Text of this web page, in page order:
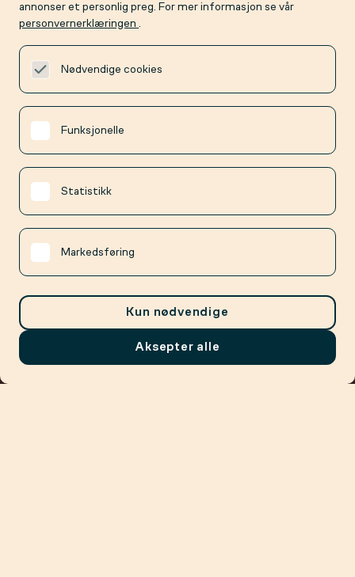
Meny
annonser et personlig preg. For mer informasjon se vår
personvernerklæringen .
Nødvendige cookies
Funksjonelle
Statistikk
Markedsføring
Kun nødvendige
Aksepter alle